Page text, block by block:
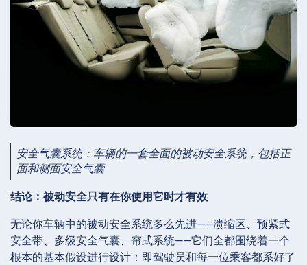
安全气囊系统：车辆的一套全面的被动安全系统，包括正
面和侧面安全气囊
结论：被动安全只有在你使用它时才有效
无论你车辆中的被动安全系统多么先进——溃缩区、预紧式
安全带、多级安全气囊、帘式系统——它们全都围绕着一个
根本的基本假设进行设计：即驾驶员和每一位乘客都系好了